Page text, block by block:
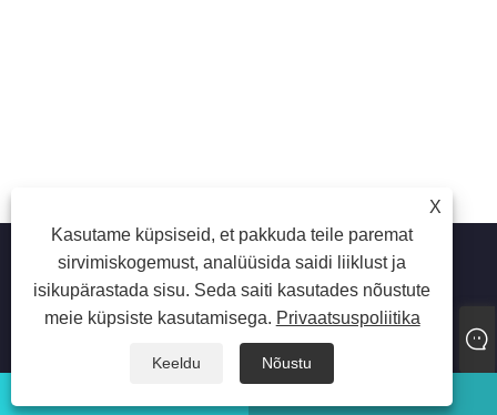
X
Kasutame küpsiseid, et pakkuda teile paremat
sirvimiskogemust, analüüsida saidi liiklust ja
isikupärastada sisu. Seda saiti kasutades nõustute
meie küpsiste kasutamisega. Privaatsuspoliitika
Keeldu
Nõustu
Autoriõigus © 2022 Jiangyin Huaxi Flange Pipe Fittings Co.,
Ltd. – äärik, rõngassepised, toruliitmikud – kõik õigused